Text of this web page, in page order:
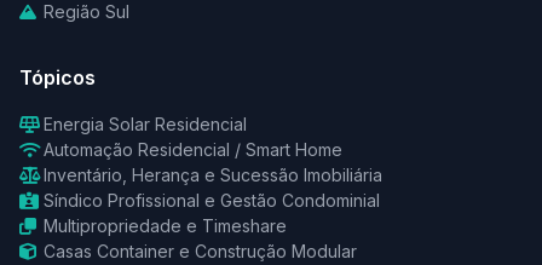
Região Sul
Tópicos
Energia Solar Residencial
Automação Residencial / Smart Home
Inventário, Herança e Sucessão Imobiliária
Síndico Profissional e Gestão Condominial
Multipropriedade e Timeshare
Casas Container e Construção Modular